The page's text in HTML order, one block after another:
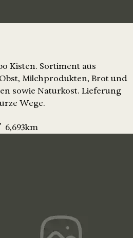
Kisten. Sortiment aus
Milchprodukten, Brot und
sowie Naturkost. Lieferung
Wege.
6,693km